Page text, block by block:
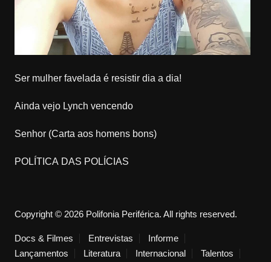
Ser mulher favelada é resistir dia a dia!
Ainda vejo Lynch vencendo
Senhor (Carta aos homens bons)
POLÍTICA DAS POLÍCIAS
Copyright © 2026 Polifonia Periférica. All rights reserved.
Docs & Filmes Entrevistas
Informe
Lançamentos
Literatura Internacional Talentos